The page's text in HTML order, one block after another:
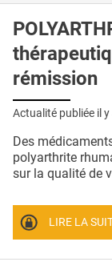
rémission
Actualité publiée il y
Des
polyarthrite
sur la qualité de
LIRE LA